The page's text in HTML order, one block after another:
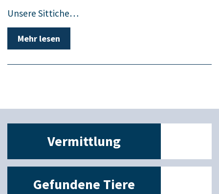
Unsere Sittiche…
Mehr lesen
Vermittlung
Gefundene Tiere